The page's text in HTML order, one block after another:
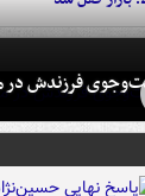
فرزندش در